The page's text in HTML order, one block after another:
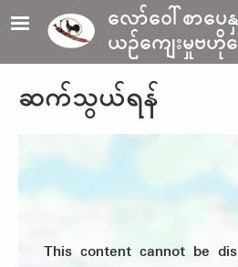
Skip to main contentလော်ဝေါ်စာပေ
ယဉ်ကျေးမှုဗဟို
ဆက်သွယ်ရန်
This content cannot be